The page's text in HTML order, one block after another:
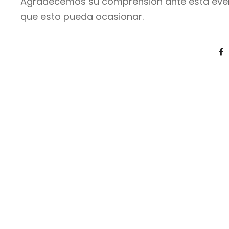
que esto pueda ocasionar.